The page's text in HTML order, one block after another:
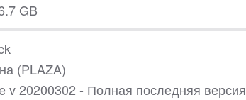
GB
(PLAZA)
v 20200302 - Полная последняя версия